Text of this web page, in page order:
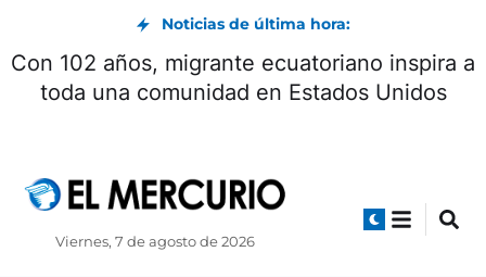
Noticias de última hora:
Con 102 años, migrante ecuatoriano inspira a
toda una comunidad en Estados Unidos
Viernes, 7 de agosto de 2026